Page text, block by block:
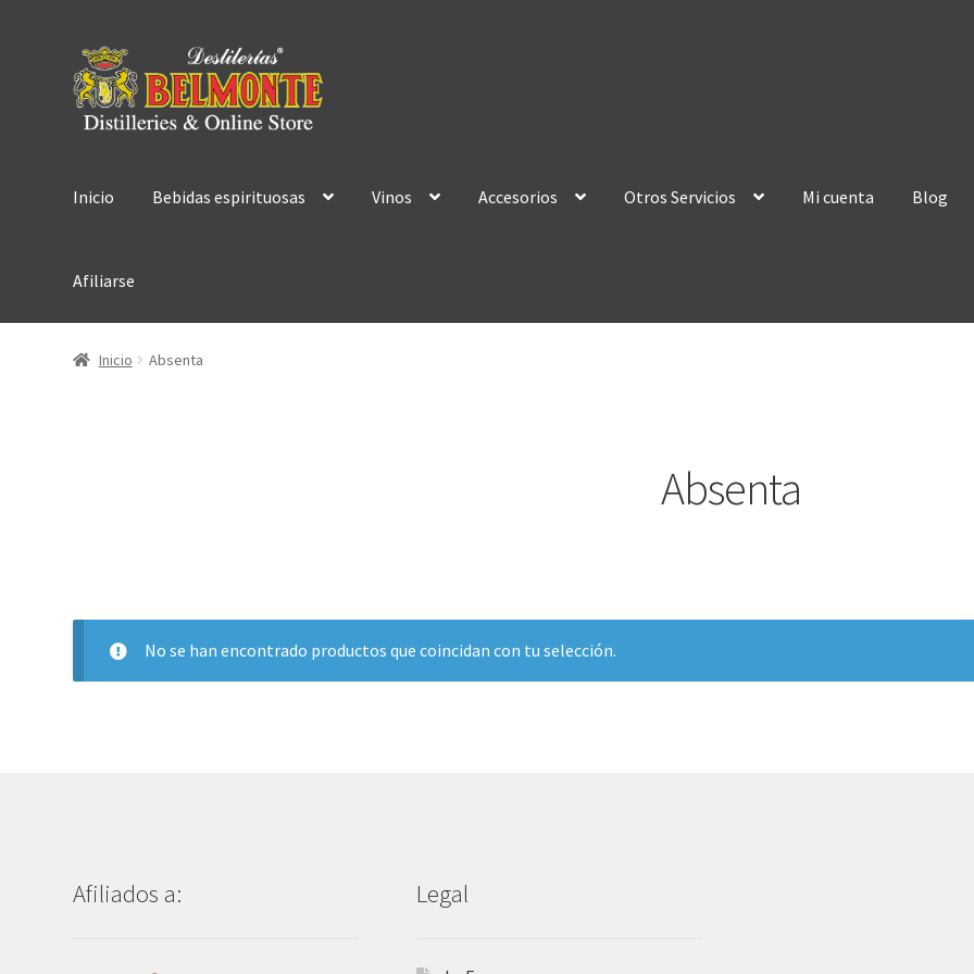
Ir
a
la
Ir
al
contenido
Inicio Bebidas espirituosas Vinos Accesorios Otros Servicios Mi cuenta Blog
Afiliarse
Inicio Absenta
Absenta
No se han encontrado productos que coincidan con tu selección.
Afiliados a: Legal